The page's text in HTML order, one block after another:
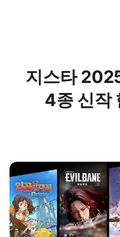
지스타
4종 신작